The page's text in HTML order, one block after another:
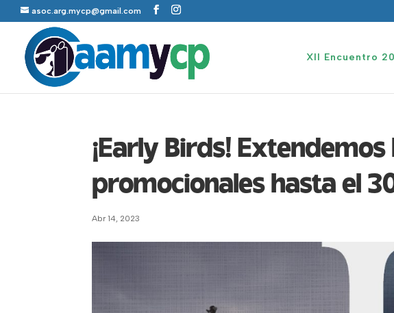
asoc.arg.mycp@gmail.com
XII Encuentro
¡Early Birds!
promocionales hasta el
Abr 14, 2023